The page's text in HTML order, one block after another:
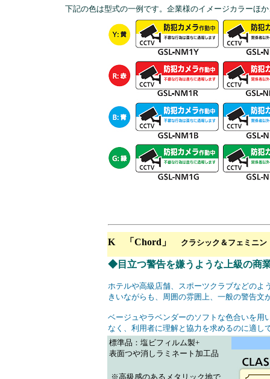
下記の色は型式の一例です。企業様のイメージカラーほ
K 「Chord」 クラシック＆フェミニン
◆目立つ警告を嫌うような上級の商
ホテルや高級店舗、スポーツクラブなどの
きいながらも、周囲の雰囲上、一般の警告
ベージュやラベンダーのソフトな色合いを用
なく、利用者に理解と協力を求めるのに適し
標準品：塩ビフィルム製+
表面つや消しラミネート加工品
※高級感のあるメタリック地で